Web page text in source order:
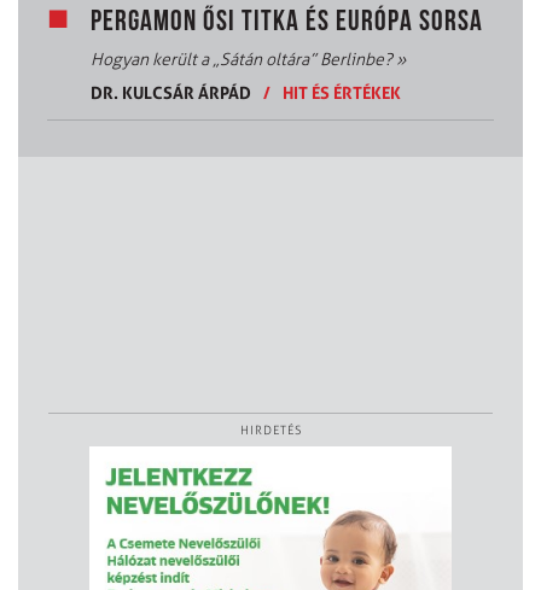
PERGAMON ŐSI TITKA ÉS EURÓPA SORSA
Hogyan került a „Sátán oltára” Berlinbe?»
DR. KULCSÁR ÁRPÁD
/ HIT ÉS ÉRTÉKEK
HIRDETÉS